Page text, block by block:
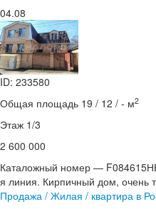
04.08
ID: 233580
Общая площадь 19 / 12 / - м2
Этаж 1/3
2 600 000
Каталожный номер —
я линия. Кирпичный дом, очень
Продажа / Жилая / квартира в